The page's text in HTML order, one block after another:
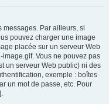
messages. Par ailleurs, si
pouvez charger une image
placée sur un serveur Web
Vous ne pouvez pas
un serveur Web public) ni des
exemple : boîtes
un mot de passe, etc. Pour